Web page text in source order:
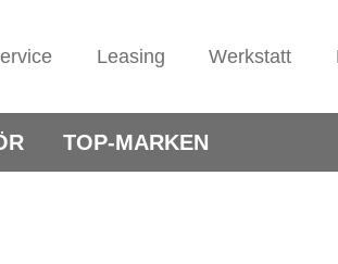
Leasing Werkstatt
TOP-MARKEN